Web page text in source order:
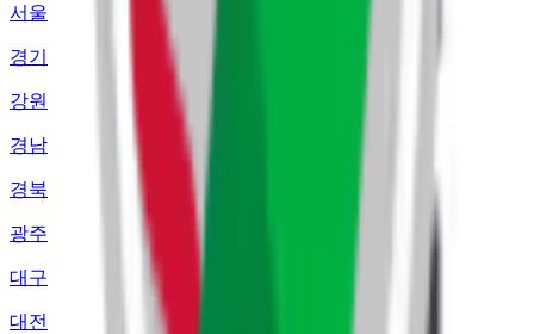
서울
경기
강원
경남
경북
광주
대구
대전